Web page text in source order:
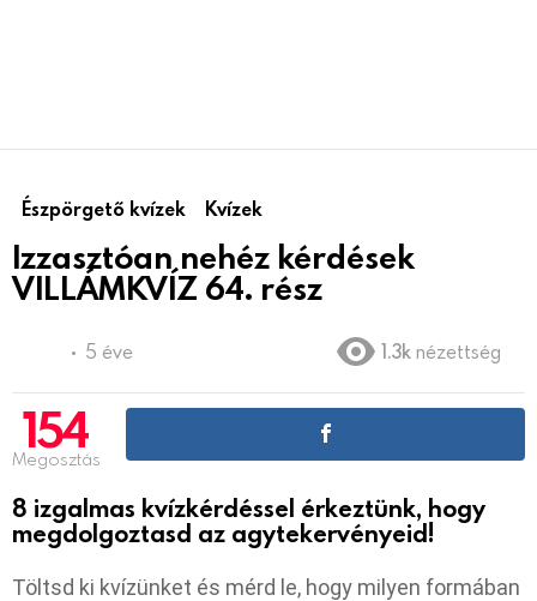
Észpörgető kvízek Kvízek
Izzasztóan nehéz kérdések
VILLÁMKVÍZ 64. rész
5 éve 1.3k nézettség
154
Megosztás
8 izgalmas kvízkérdéssel érkeztünk, hogy
megdolgoztasd az agytekervényeid!
Töltsd ki kvízünket és mérd le, hogy milyen formában